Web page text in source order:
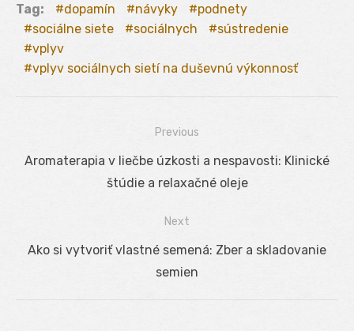
Tag: dopamín návyky
podnety
sociálne siete
sociálnych
sústredenie
vplyv
vplyv sociálnych sietí na duševnú výkonnosť
Navigácia
Previous
Previous
Aromaterapia v liečbe úzkosti a nespavosti: Klinické
štúdie a relaxačné oleje
Next
Next
Ako si vytvoriť vlastné semená: Zber a skladovanie
semien